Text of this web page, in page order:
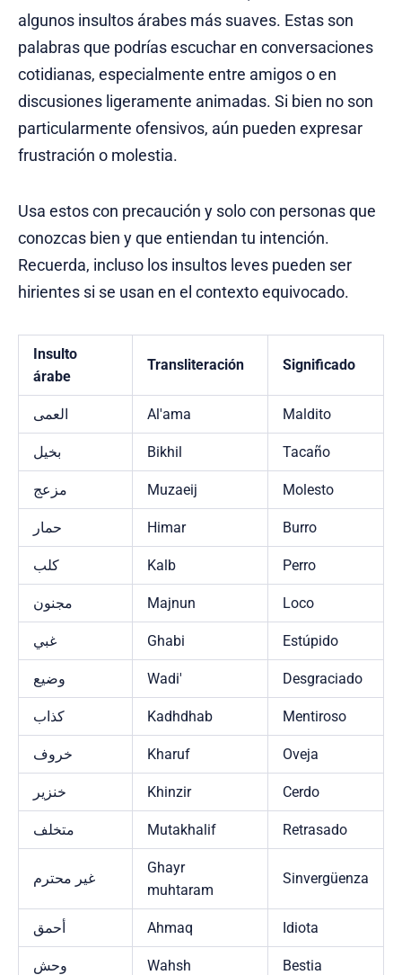
algunos insultos árabes más suaves. Estas son
palabras que podrías escuchar en conversaciones
cotidianas, especialmente entre amigos o en
discusiones ligeramente animadas. Si bien no son
particularmente ofensivos, aún pueden expresar
frustración o molestia.
Usa estos con precaución y solo con personas que
conozcas bien y que entiendan tu intención.
Recuerda, incluso los insultos leves pueden ser
hirientes si se usan en el contexto equivocado.
Insulto
árabe
Transliteración Significado
العمى Al'ama Maldito
بخيل Bikhil Tacaño
مزعج Muzaeij Molesto
حمار Himar Burro
كلب Kalb Perro
مجنون Majnun Loco
غبي Ghabi Estúpido
وضيع Wadi' Desgraciado
كذاب Kadhdhab Mentiroso
خروف Kharuf Oveja
خنزير Khinzir Cerdo
متخلف Mutakhalif Retrasado
غير محترم
Ghayr
muhtaram
Sinvergüenza
أحمق Ahmaq Idiota
وحش Wahsh Bestia